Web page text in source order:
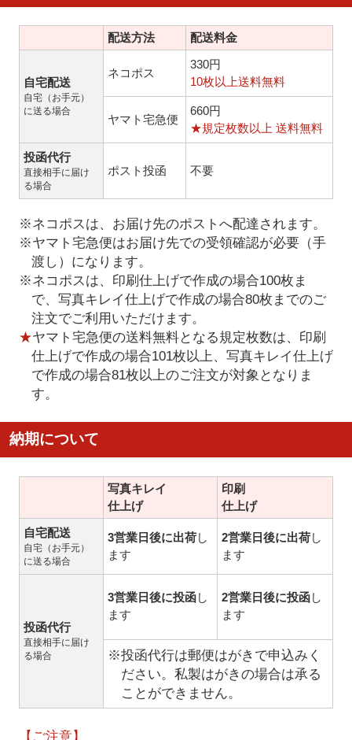
配送方法 配送料金
自宅配送
自宅（お手元）
に送る場合
ネコポス
330円
10枚以上送料無料
ヤマト宅急便
660円
★規定枚数以上 送料無料
投函代行
直接相手に届け
る場合
ポスト投函 不要
※ネコポスは、お届け先のポストへ配達されます。
※ヤマト宅急便はお届け先での受領確認が必要（手
渡し）になります。
※ネコポスは、印刷仕上げで作成の場合100枚ま
で、写真キレイ仕上げで作成の場合80枚までのご
注文でご利用いただけます。
★ヤマト宅急便の送料無料となる規定枚数は、印刷
仕上げで作成の場合101枚以上、写真キレイ仕上げ
で作成の場合81枚以上のご注文が対象となりま
す。
納期について
写真キレイ
仕上げ
印刷
仕上げ
自宅配送
自宅（お手元）
に送る場合
3営業日後に出荷し
ます
2営業日後に出荷し
ます
投函代行
直接相手に届け
る場合
3営業日後に投函し
ます
2営業日後に投函し
ます
※投函代行は郵便はがきで申込みく
ださい。私製はがきの場合は承る
ことができません。
【ご注意】